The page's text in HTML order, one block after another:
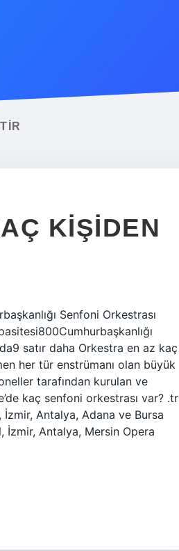
KIŞIDEN
Senfoni Orkestrası
satır daha Orkestra en az kaç
her tür enstrümanı olan büyük
tarafından kurulan ve
kaç senfoni orkestrası var? .tr
İzmir, Antalya, Adana ve Bursa
İzmir, Antalya, Mersin Opera